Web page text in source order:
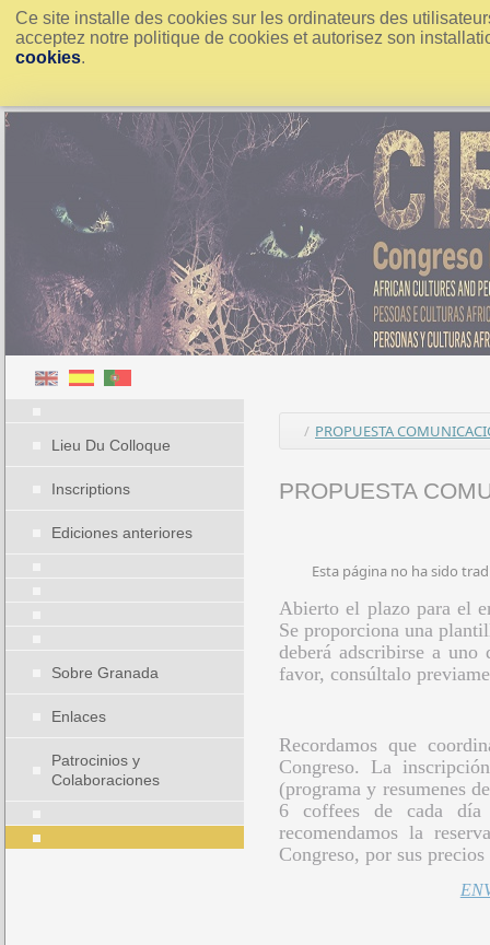
Ce site installe des cookies sur les ordinateurs des
acceptez notre politique de cookies et autorisez son
cookies.
Lieu Du Colloque
Inscriptions
Ediciones anteriores
Sobre Granada
Enlaces
Patrocinios y
Colaboraciones
/ PROPUESTA
PROPUESTA
Esta página no ha sido
Abierto el plazo para el
Se proporciona una
deberá adscribirse a uno
favor, consúltalo
Recordamos que
Congreso. La
(programa y resumenes
6 coffees de cada día
recomendamos la
Congreso, por sus